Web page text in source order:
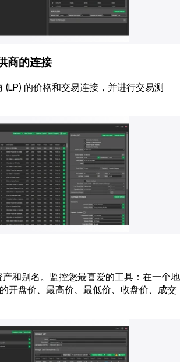
商的连接
(LP) 的价格和交易连接，并进行交易测
和别名。监控您最喜爱的工具：在一个地
开盘价、最高价、最低价、收盘价、成交